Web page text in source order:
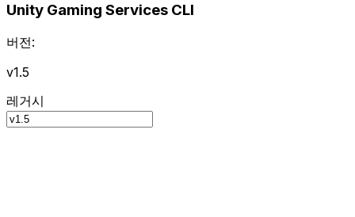
Unity Gaming Services CLI
버전:
v1.5
레거시